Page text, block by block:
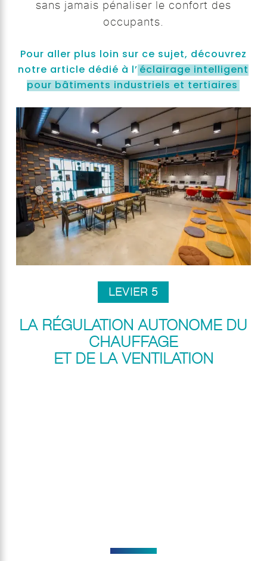
sans jamais pénaliser le confort des
occupants.
Pour aller plus loin sur ce sujet, découvrez
notre article dédié à l’ éclairage intelligent
pour bâtiments industriels et tertiaires
LEVIER 5
LA RÉGULATION AUTONOME DU
CHAUFFAGE
ET DE LA VENTILATION